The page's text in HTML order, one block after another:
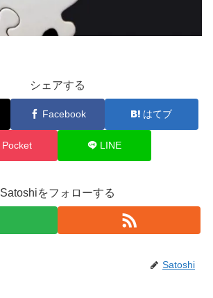
シェアする
Facebook はてブ
Pocket LINE
Satoshiをフォローする
Satoshi